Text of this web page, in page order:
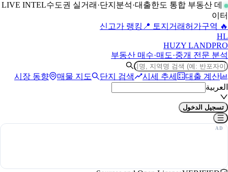
LIVE INTEL
수도권 실거래·단지분석·대출한도 통합 부동산 데
이터
🔥 신고가 랭킹
📍 토지거래허가구역
HL
HUZY LANDPRO
부동산 매수·매도·중개 전문 분석
시장 동향 매물 지도 단지 검색 시세 추세
대출 계산
العربية
تسجيل الدخول